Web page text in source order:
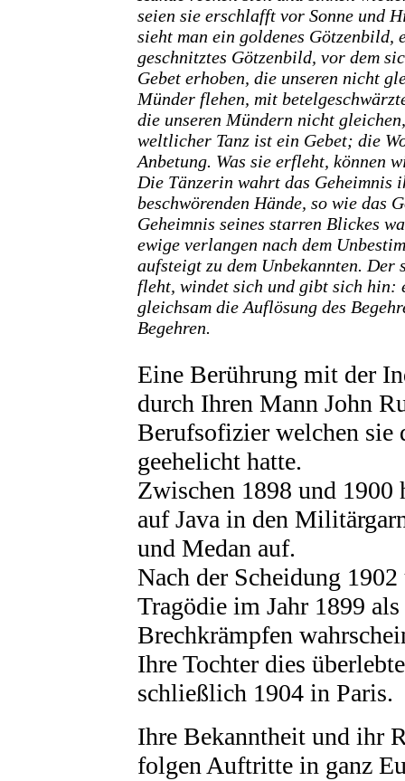
seien sie erschlafft vor Sonne und
sieht man ein goldenes Götzenbild,
geschnitztes Götzenbild, vor dem
Gebet erhoben, die unseren nicht
Münder flehen, mit
die unseren Mündern nicht
weltlicher Tanz ist ein Gebet; die
Anbetung. Was sie erfleht, können
Die Tänzerin wahrt das Geheimnis
beschwörenden Hände, so wie das
Geheimnis seines starren Blickes
ewige verlangen nach dem
aufsteigt zu dem Unbekannten. Der
fleht, windet sich und gibt sich hin:
gleichsam die Auflösung des
Begehren.
Eine Berührung mit der
durch Ihren Mann John
Berufsofizier welchen sie
geehelicht hatte.
Zwischen 1898 und 1900
auf Java in den
und Medan auf.
Nach der Scheidung
Tragödie im Jahr 1899
Brechkrämpfen
Ihre Tochter dies
schließlich 1904 in Paris.
Ihre Bekanntheit und ihr
folgen Auftritte in ganz